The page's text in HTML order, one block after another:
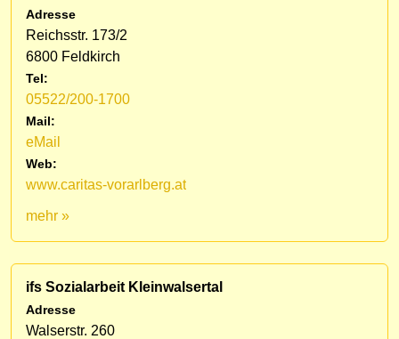
Adresse
Reichsstr. 173/2
6800 Feldkirch
Tel:
05522/200-1700
Mail:
eMail
Web:
www.caritas-vorarlberg.at
mehr »
ifs Sozialarbeit Kleinwalsertal
Adresse
Walserstr. 260